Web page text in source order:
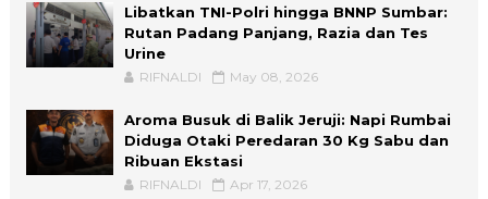
Libatkan TNI-Polri hingga BNNP Sumbar:
Rutan Padang Panjang, Razia dan Tes
Urine
RIFNALDI May 08, 2026
Aroma Busuk di Balik Jeruji: Napi Rumbai
Diduga Otaki Peredaran 30 Kg Sabu dan
Ribuan Ekstasi
RIFNALDI Apr 17, 2026